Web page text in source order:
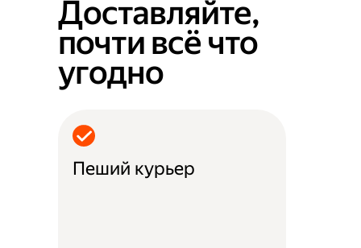
Доставляйте,
почти всё что
угодно
Пеший курьер